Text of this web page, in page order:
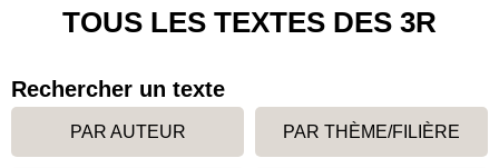
TOUS LES TEXTES DES 3R
Rechercher un texte
PAR AUTEUR PAR THÈME/FILIÈRE